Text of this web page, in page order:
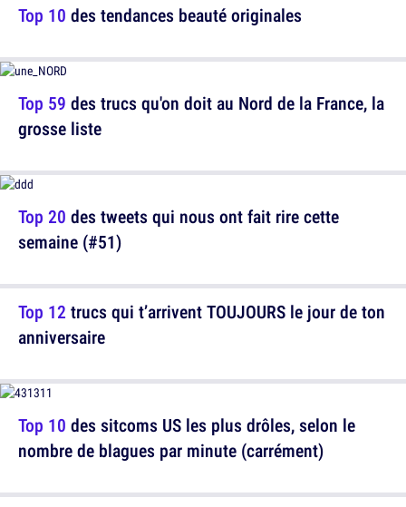
Top 59 des trucs qu'on doit au Nord de la France, la
grosse liste
Top 12 trucs qui t’arrivent TOUJOURS le jour de ton
anniversaire
Top 10 des tendances beauté originales
Top 20 des tweets qui nous ont fait rire cette
semaine (#51)
Top 10 des sitcoms US les plus drôles, selon le
nombre de blagues par minute (carrément)